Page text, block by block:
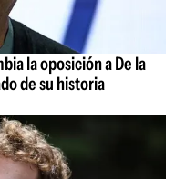
la oposición a De la
de su historia